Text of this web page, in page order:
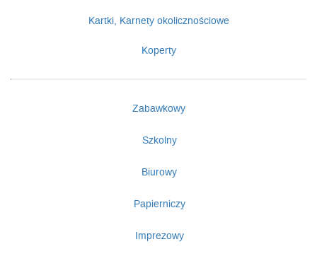
Kartki, Karnety okolicznościowe
Koperty
Zabawkowy
Szkolny
Biurowy
Papierniczy
Imprezowy